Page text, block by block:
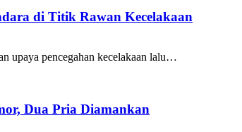
di Titik Rawan Kecelakaan
upaya pencegahan kecelakaan lalu…
Dua Pria Diamankan